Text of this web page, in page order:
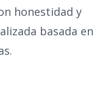
honestidad y
basada en